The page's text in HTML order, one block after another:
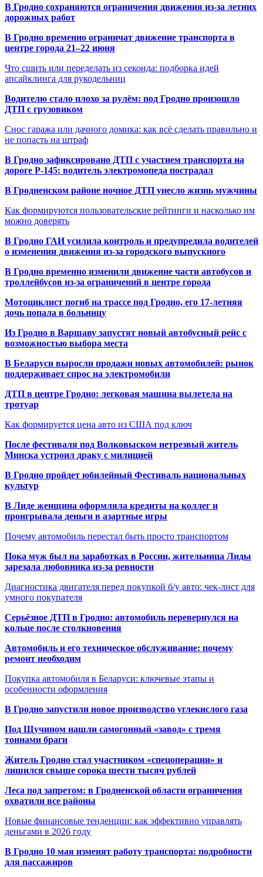
В Гродно сохраняются ограничения движения из-за летних
дорожных работ
В Гродно временно ограничат движение транспорта в
центре города 21–22 июня
Что сшить или переделать из секонда: подборка идей
апсайклинга для рукодельниц
Водителю стало плохо за рулём: под Гродно произошло
ДТП с грузовиком
Снос гаража или дачного домика: как всё сделать правильно и
не попасть на штраф
В Гродно зафиксировано ДТП с участием транспорта на
дороге Р-145: водитель электромопеда пострадал
В Гродненском районе ночное ДТП унесло жизнь мужчины
Как формируются пользовательские рейтинги и насколько им
можно доверять
В Гродно ГАИ усилила контроль и предупредила водителей
о изменении движения из-за городского выпускного
В Гродно временно изменили движение части автобусов и
троллейбусов из-за ограничений в центре города
Мотоциклист погиб на трассе под Гродно, его 17-летняя
дочь попала в больницу
Из Гродно в Варшаву запустят новый автобусный рейс с
возможностью выбора места
В Беларуси выросли продажи новых автомобилей: рынок
поддерживает спрос на электромобили
ДТП в центре Гродно: легковая машина вылетела на
тротуар
Как формируется цена авто из США под ключ
После фестиваля под Волковыском нетрезвый житель
Минска устроил драку с милицией
В Гродно пройдет юбилейный Фестиваль национальных
культур
В Лиде женщина оформляла кредиты на коллег и
проигрывала деньги в азартные игры
Почему автомобиль перестал быть просто транспортом
Пока муж был на заработках в России, жительница Лиды
зарезала любовника из-за ревности
Диагностика двигателя перед покупкой б/у авто: чек-лист для
умного покупателя
Серьёзное ДТП в Гродно: автомобиль перевернулся на
кольце после столкновения
Автомобиль и его техническое обслуживание: почему
ремонт необходим
Покупка автомобиля в Беларуси: ключевые этапы и
особенности оформления
В Гродно запустили новое производство углекислого газа
Под Щучином нашли самогонный «завод» с тремя
тоннами браги
Житель Гродно стал участником «спецоперации» и
лишился свыше сорока шести тысяч рублей
Леса под запретом: в Гродненской области ограничения
охватили все районы
Новые финансовые тенденции: как эффективно управлять
деньгами в 2026 году
В Гродно 10 мая изменят работу транспорта: подробности
для пассажиров